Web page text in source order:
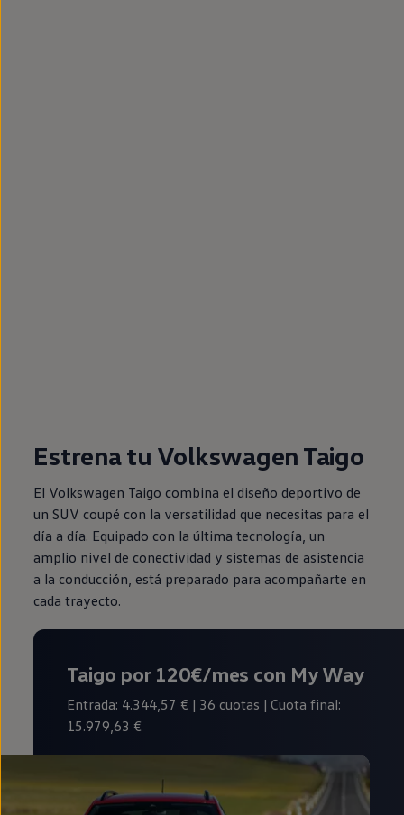
Estrena tu Volkswagen Taigo
El Volkswagen Taigo combina el diseño deportivo de
un SUV coupé con la versatilidad que necesitas para el
día a día. Equipado con la última tecnología, un
amplio nivel de conectividad y sistemas de asistencia
a la conducción, está preparado para acompañarte en
cada trayecto.
Taigo por 120€/mes con My Way
Entrada: 4.344,57 € | 36 cuotas | Cuota final:
15.979,63 €